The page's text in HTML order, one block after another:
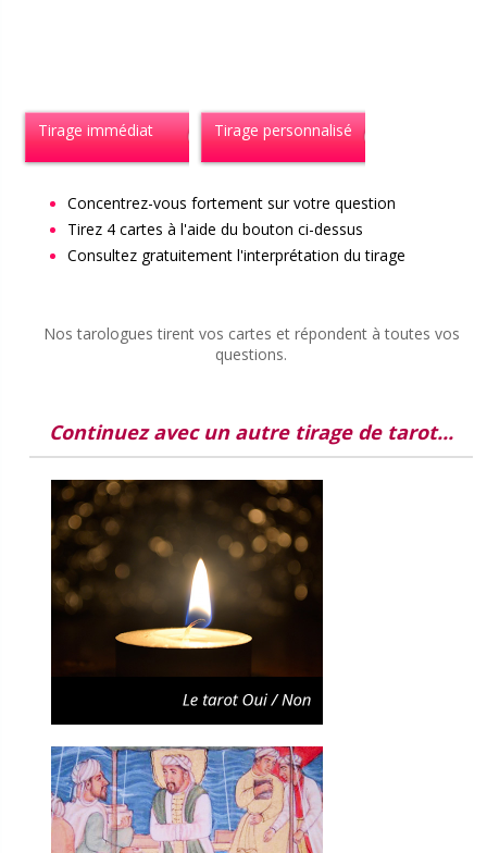
Tirage immédiat Tirage personnalisé
Concentrez-vous fortement sur votre question
Tirez 4 cartes à l'aide du bouton ci-dessus
Consultez gratuitement l'interprétation du tirage
Nos tarologues tirent vos cartes et répondent à toutes vos
questions.
Continuez avec un autre tirage de tarot...